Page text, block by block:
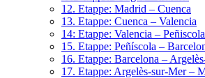
12. Etappe: Madrid – Cuenca
13. Etappe: Cuenca – Valencia
14: Etappe: Valencia – Peñiscola
15. Etappe: Peñíscola –
16. Etappe: Barcelona –
17. Etappe: Argelès-sur-Mer –